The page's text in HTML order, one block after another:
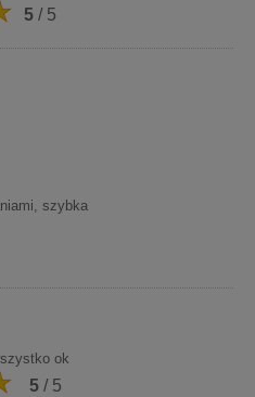
5 / 5
szybka
ok
5 / 5